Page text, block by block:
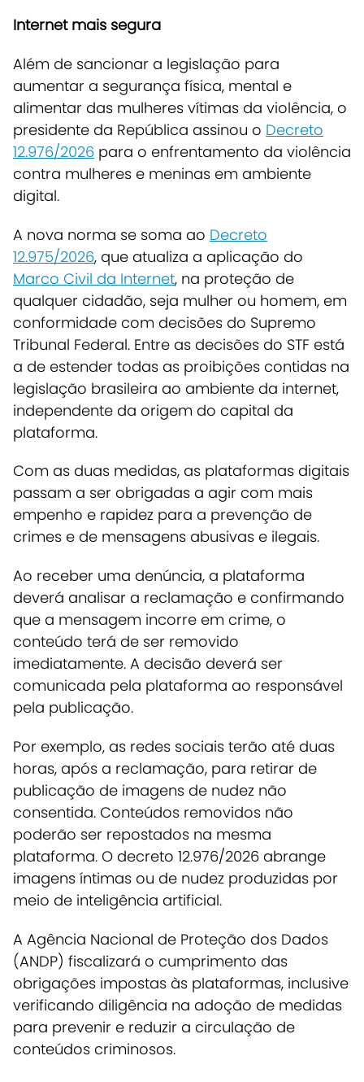
Internet mais segura
Além de sancionar a legislação para
aumentar a segurança física, mental e
alimentar das mulheres vítimas da violência, o
presidente da República assinou o Decreto
12.976/2026 para o enfrentamento da violência
contra mulheres e meninas em ambiente
digital.
A nova norma se soma ao Decreto
12.975/2026, que atualiza a aplicação do
Marco Civil da Internet, na proteção de
qualquer cidadão, seja mulher ou homem, em
conformidade com decisões do Supremo
Tribunal Federal. Entre as decisões do STF está
a de estender todas as proibições contidas na
legislação brasileira ao ambiente da internet,
independente da origem do capital da
plataforma.
Com as duas medidas, as plataformas digitais
passam a ser obrigadas a agir com mais
empenho e rapidez para a prevenção de
crimes e de mensagens abusivas e ilegais.
Ao receber uma denúncia, a plataforma
deverá analisar a reclamação e confirmando
que a mensagem incorre em crime, o
conteúdo terá de ser removido
imediatamente. A decisão deverá ser
comunicada pela plataforma ao responsável
pela publicação.
Por exemplo, as redes sociais terão até duas
horas, após a reclamação, para retirar de
publicação de imagens de nudez não
consentida. Conteúdos removidos não
poderão ser repostados na mesma
plataforma. O decreto 12.976/2026 abrange
imagens íntimas ou de nudez produzidas por
meio de inteligência artificial.
A Agência Nacional de Proteção dos Dados
(ANDP) fiscalizará o cumprimento das
obrigações impostas às plataformas, inclusive
verificando diligência na adoção de medidas
para prevenir e reduzir a circulação de
conteúdos criminosos.